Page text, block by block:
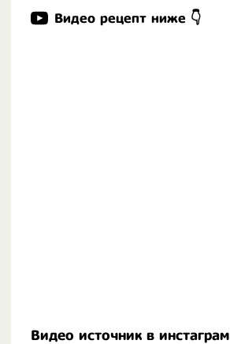
Видео рецепт ниже 👇
Видео источник в инстаграм